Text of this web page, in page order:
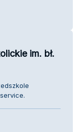
im. bł.